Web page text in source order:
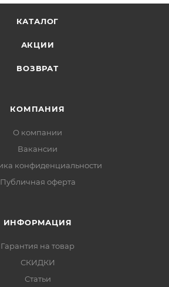
КАТАЛОГ
АКЦИИ
ВОЗВРАТ
КОМПАНИЯ
О компании
Вакансии
конфиденциальности
Публичная оферта
ИНФОРМАЦИЯ
Гарантия на товар
СКИДКИ
Статьи